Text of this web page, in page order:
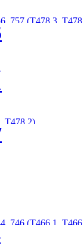
757 (T478.3,
T478.2)
746 (T466.1,